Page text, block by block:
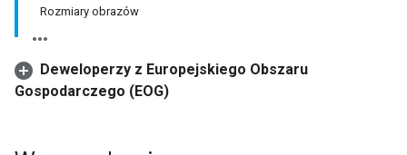
Rozmiary obrazów
Deweloperzy z Europejskiego Obszaru
Gospodarczego (EOG)